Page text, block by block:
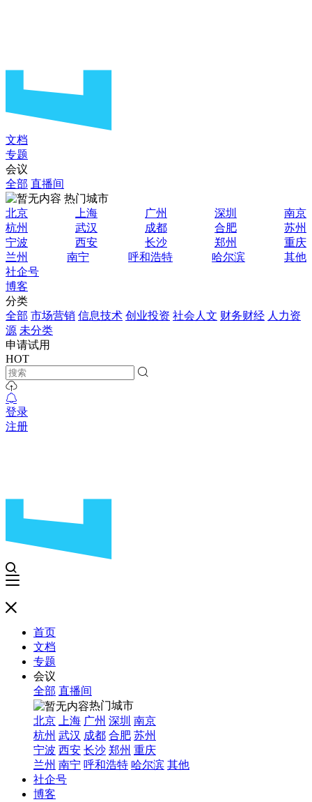
文档
专题
会议
全部 直播间
热门城市
北京
上海 广州 深圳
南京
杭州
武汉 成都 合肥
苏州
宁波
西安 长沙 郑州
重庆
兰州
南宁 呼和浩特 哈尔滨
其他
社企号
博客
分类
全部 市场营销 信息技术 创业投资 社会人文 财务财经 人力资
源 未分类
申请试用
HOT
登录
注册
首页
文档
专题
会议
全部 直播间
热门城市
北京
上海 广州 深圳 南京
杭州 武汉 成都 合肥 苏州
宁波 西安 长沙 郑州 重庆
兰州 南宁 呼和浩特 哈尔滨 其他
社企号
博客